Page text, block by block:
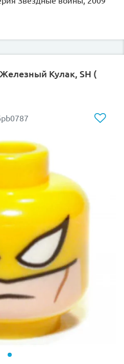
Кулак, SH (